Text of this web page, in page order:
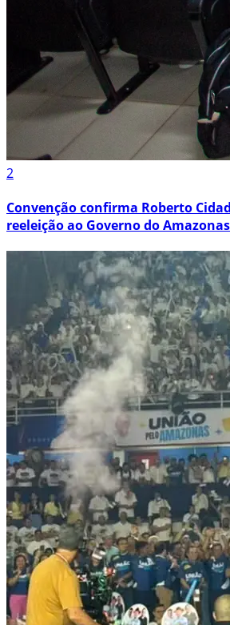
2
Convenção confirma Roberto
reeleição ao Governo do Amazonas